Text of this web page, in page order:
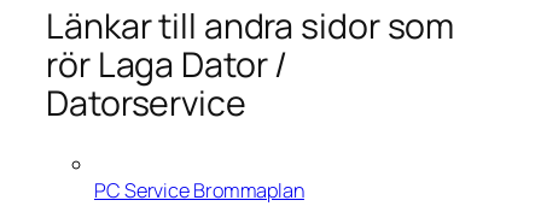
Länkar till andra sidor som
rör Laga Dator /
Datorservice
PC Service Brommaplan